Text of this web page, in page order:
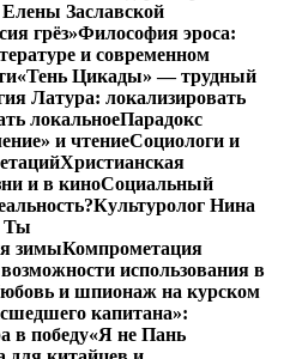
Заславской
грёз»Философия эроса:
и современном
«Тень Цикады» — трудный
Латура: локализировать
локальноеПарадокс
и чтениеСоциологи и
Христианская
и в киноСоциальный
Культуролог Нина
Ты
зимыКомпрометация
использования в
и шпионаж на курском
капитана»:
в победу«Я не Пань